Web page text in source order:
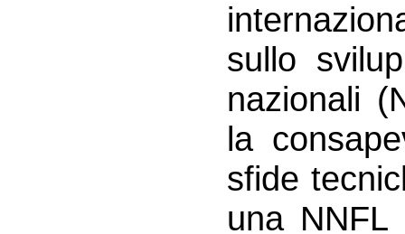
sullo
nazionali
la
sfide
una